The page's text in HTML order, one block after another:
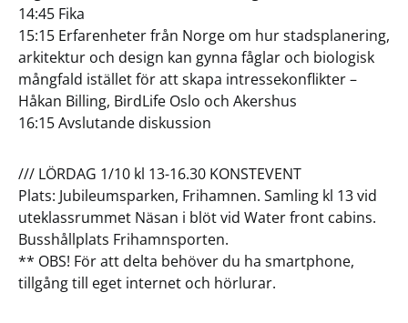
14:45 Fika
15:15 Erfarenheter från Norge om hur stadsplanering,
arkitektur och design kan gynna fåglar och biologisk
mångfald istället för att skapa intressekonflikter –
Håkan Billing, BirdLife Oslo och Akershus
16:15 Avslutande diskussion
/// LÖRDAG 1/10 kl 13-16.30 KONSTEVENT
Plats: Jubileumsparken, Frihamnen. Samling kl 13 vid
uteklassrummet Näsan i blöt vid Water front cabins.
Busshållplats Frihamnsporten.
** OBS! För att delta behöver du ha smartphone,
tillgång till eget internet och hörlurar.